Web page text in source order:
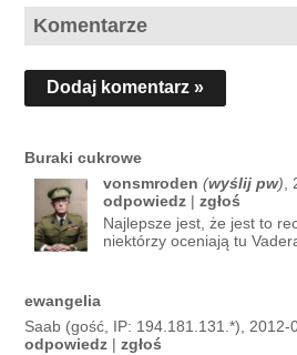
Komentarze
Dodaj komentarz »
Buraki cukrowe
vonsmroden (wyślij pw),
odpowiedz| zgłoś
Najlepsze jest, że jest to
niektórzy oceniają tu
ewangelia
Saab (gość, IP: 194.181.131.*), 2012-
odpowiedz |zgłoś